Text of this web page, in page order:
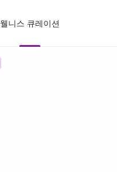
웰니스 큐레이션